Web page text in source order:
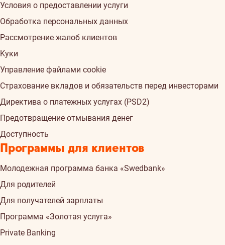
Условия о предоставлении услуги
Обработка персональных данных
Рассмотрение жалоб клиентов
Kуки
Управление файлами cookie
Страхованиe вкладов и обязательств перед инвесторами
Директива о платежных услугах (PSD2)
Предотвращение отмывания денег
Доступность
Программы для клиентов
Молодежная программа банка «Swedbank»
Для родителей
Для получателей зарплаты
Программа «Золотая услуга»
Private Banking